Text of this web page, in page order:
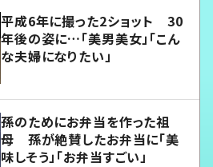
平成6年に撮った2ショット 30
年後の姿に…「美男美女」「こん
な夫婦になりたい」
孫のためにお弁当を作った祖
母 孫が絶賛したお弁当に「美
味しそう」「お弁当すごい」